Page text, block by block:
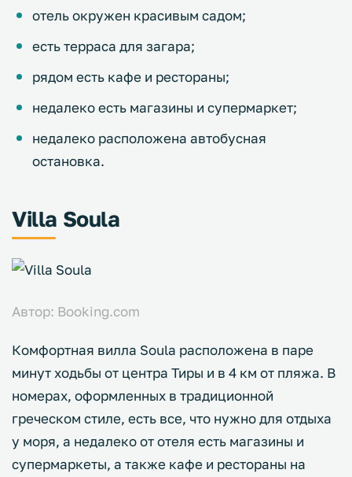
отель окружен красивым садом;
есть терраса для загара;
рядом есть кафе и рестораны;
недалеко есть магазины и супермаркет;
недалеко расположена автобусная
остановка.
Villa Soula
Автор: Booking.com
Комфортная вилла Soula расположена в паре
минут ходьбы от центра Тиры и в 4 км от пляжа. В
номерах, оформленных в традиционной
греческом стиле, есть все, что нужно для отдыха
у моря, а недалеко от отеля есть магазины и
супермаркеты, а также кафе и рестораны на